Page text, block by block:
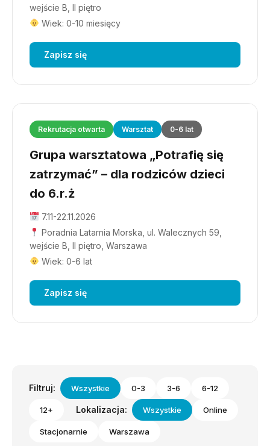
wejście B, II piętro
Wiek: 0-10 miesięcy
Zapisz się
Rekrutacja otwarta Warsztat 0-6 lat
Grupa warsztatowa „Potrafię się
zatrzymać” – dla rodziców dzieci
do 6.r.ż
7.11-22.11.2026
Poradnia Latarnia Morska, ul. Walecznych 59,
wejście B, II piętro, Warszawa
Wiek: 0-6 lat
Zapisz się
Filtruj: Wszystkie 0-3 3-6 6-12
12+ Lokalizacja: Wszystkie Online
Stacjonarnie Warszawa